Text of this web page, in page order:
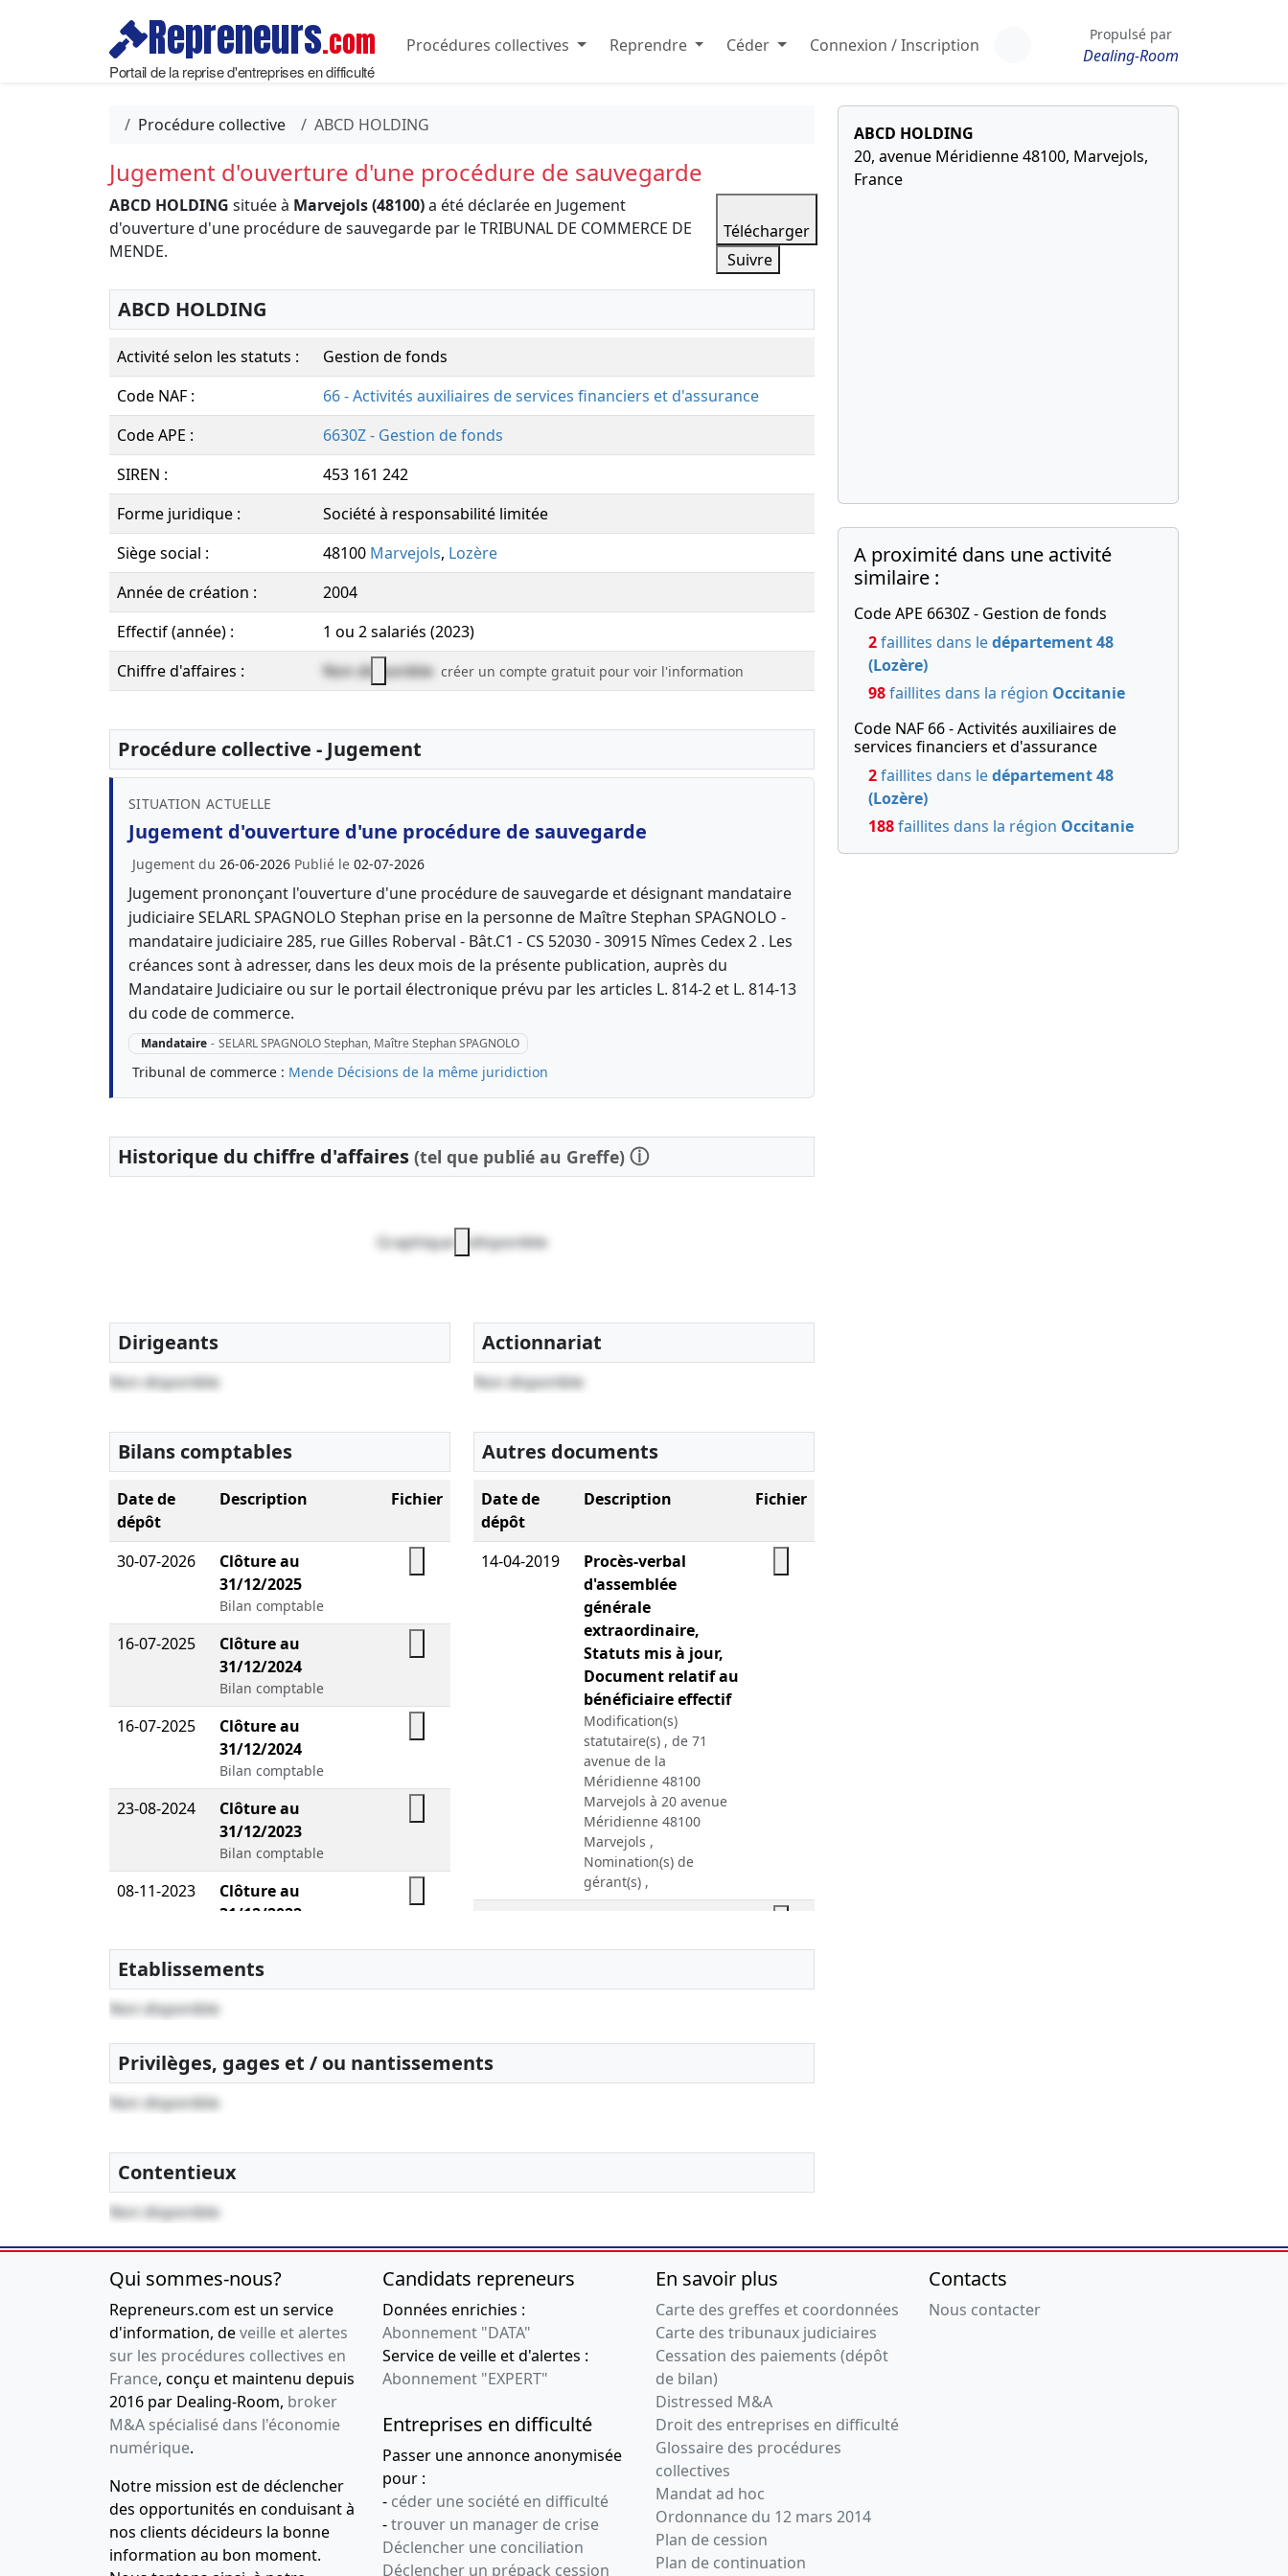
Repreneurs.com
Portail de la reprise d'entreprises en difficulté
Procédures collectives Reprendre Céder Connexion / Inscription
Propulsé par
Dealing-Room
Procédure collective ABCD HOLDING
Jugement d'ouverture d'une procédure de sauvegarde
ABCD HOLDING située à Marvejols (48100)a été déclarée en Jugement
d'ouverture d'une procédure de sauvegarde par le TRIBUNAL DE COMMERCE DE
MENDE.
Télécharger
Suivre
ABCD HOLDING
Activité selon les statuts :
Gestion de fonds
Code NAF :
66 - Activités auxiliaires de services financiers et d'assurance
Code APE :
6630Z - Gestion de fonds
SIREN :
453 161 242
Forme juridique :
Société à responsabilité limitée
Siège social :
48100 Marvejols, Lozère
Année de création :
2004
Effectif (année) :
1 ou 2 salariés (2023)
Chiffre d'affaires :
Non disponible créer un compte gratuit pour voir l'information
Procédure collective - Jugement
SITUATION ACTUELLE
Jugement d'ouverture d'une procédure de sauvegarde
Jugement du 26-06-2026 Publié le 02-07-2026
Jugement prononçant l'ouverture d'une procédure de sauvegarde et désignant mandataire
judiciaire SELARL SPAGNOLO Stephan prise en la personne de Maître Stephan SPAGNOLO -
mandataire judiciaire 285, rue Gilles Roberval - Bât.C1 - CS 52030 - 30915 Nîmes Cedex 2 . Les
créances sont à adresser, dans les deux mois de la présente publication, auprès du
Mandataire Judiciaire ou sur le portail électronique prévu par les articles L. 814-2 et L. 814-13
du code de commerce.
Mandataire - SELARL SPAGNOLO Stephan, Maître Stephan SPAGNOLO
Tribunal de commerce : Mende Décisions de la même juridiction
Historique du chiffre d'affaires (tel que publié au Greffe) ⓘ
Graphique indisponible
Dirigeants
Non disponible
Actionnariat
Non disponible
Bilans comptables
Date de
dépôt
Description Fichier
30-07-2026
Clôture au
31/12/2025
Bilan comptable
16-07-2025
Clôture au
31/12/2024
Bilan comptable
16-07-2025
Clôture au
31/12/2024
Bilan comptable
23-08-2024
Clôture au
31/12/2023
Bilan comptable
08-11-2023
Clôture au
31/12/2022
26-05-2023
Clôture au
31/12/2021
Bilan comptable
05-02-2022
Clôture au
31/12/2020
Bilan comptable
21-06-2019
Clôture au
31/12/2018
19-07-2018
Clôture au
31/12/2017
Bilan comptable
06-11-2017
Clôture au
31/12/2016
Bilan comptable
31/12/2015
Bilan comptable
Autres documents
Date de
dépôt
Description Fichier
14-04-2019
Procès-verbal
d'assemblée
générale
extraordinaire,
Statuts mis à jour,
Document relatif au
bénéficiaire effectif
Modification(s)
statutaire(s) , de 71
avenue de la
Méridienne 48100
Marvejols à 20 avenue
Méridienne 48100
Marvejols ,
Nomination(s) de
gérant(s) ,
capital social
08-01-2007
Statuts mis à jour
constaté la
modification
enregistrée, certifié
conforme par le
représentant légal
Etablissements
Non disponible
Privilèges, gages et / ou nantissements
Non disponible
Contentieux
Non disponible
ABCD HOLDING
20, avenue Méridienne 48100, Marvejols,
France
A proximité dans une activité
similaire :
Code APE 6630Z - Gestion de fonds
2faillites dans ledépartement 48
(Lozère)
98faillites dans la région Occitanie
Code NAF 66 - Activités auxiliaires de
services financiers et d'assurance
2faillites dans ledépartement 48
(Lozère)
188faillites dans la région Occitanie
Qui sommes-nous?
Repreneurs.com est un service
d'information, deveille et alertes
sur les procédures collectives en
France, conçu et maintenu depuis
2016 par Dealing-Room, broker
M&A spécialisé dans l'économie
numérique.
Notre mission est de déclencher
des opportunités en conduisant à
nos clients décideurs la bonne
information au bon moment.
Candidats repreneurs
Données enrichies :
Abonnement "DATA"
Service de veille et d'alertes :
Abonnement "EXPERT"
Entreprises en difficulté
Passer une annonce anonymisée
pour :
- céder une société en difficulté
-trouver un manager de crise
Déclencher une conciliation
Déclencher un prépack cession
En savoir plus
Carte des greffes et coordonnées
Carte des tribunaux judiciaires
Cessation des paiements (dépôt
de bilan)
Distressed M&A
Droit des entreprises en difficulté
Glossaire des procédures
collectives
Mandat ad hoc
Ordonnance du 12 mars 2014
Plan de cession
Plan de continuation
Contacts
Nous contacter